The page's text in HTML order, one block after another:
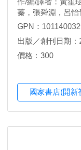
作/編/譯者：黃笙
蓁，張舜淵，呂
GPN：
出版／創刊日期
價格：300
國家書店(開新